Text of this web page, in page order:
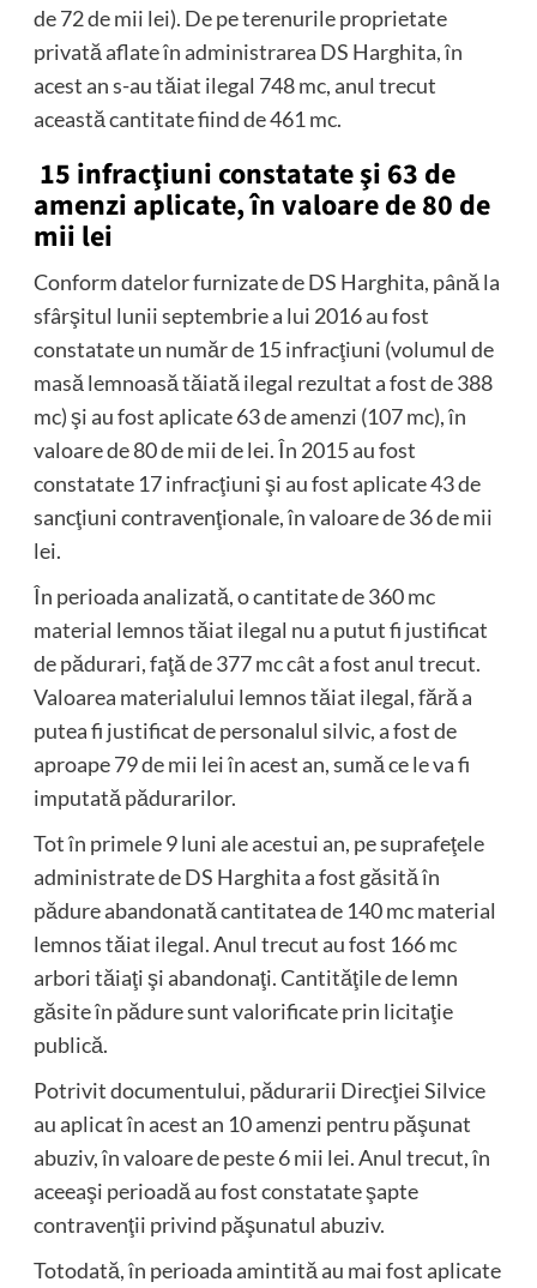
de 72 de mii lei). De pe terenurile proprietate
privată aflate în administrarea DS Harghita, în
acest an s-au tăiat ilegal 748 mc, anul trecut
această cantitate fiind de 461 mc.
15 infracţiuni constatate şi 63 de
amenzi aplicate, în valoare de 80 de
mii lei
Conform datelor furnizate de DS Harghita, până la
sfârşitul lunii septembrie a lui 2016 au fost
constatate un număr de 15 infracţiuni (volumul de
masă lemnoasă tăiată ilegal rezultat a fost de 388
mc) şi au fost aplicate 63 de amenzi (107 mc), în
valoare de 80 de mii de lei. În 2015 au fost
constatate 17 infracţiuni şi au fost aplicate 43 de
sancţiuni contravenţionale, în valoare de 36 de mii
lei.
În perioada analizată, o cantitate de 360 mc
material lemnos tăiat ilegal nu a putut fi justificat
de pădurari, faţă de 377 mc cât a fost anul trecut.
Valoarea materialului lemnos tăiat ilegal, fără a
putea fi justificat de personalul silvic, a fost de
aproape 79 de mii lei în acest an, sumă ce le va fi
imputată pădurarilor.
Tot în primele 9 luni ale acestui an, pe suprafeţele
administrate de DS Harghita a fost găsită în
pădure abandonată cantitatea de 140 mc material
lemnos tăiat ilegal. Anul trecut au fost 166 mc
arbori tăiaţi şi abandonaţi. Cantităţile de lemn
găsite în pădure sunt valorificate prin licitaţie
publică.
Potrivit documentului, pădurarii Direcţiei Silvice
au aplicat în acest an 10 amenzi pentru păşunat
abuziv, în valoare de peste 6 mii lei. Anul trecut, în
aceeaşi perioadă au fost constatate şapte
contravenţii privind păşunatul abuziv.
Totodată, în perioada amintită au mai fost aplicate